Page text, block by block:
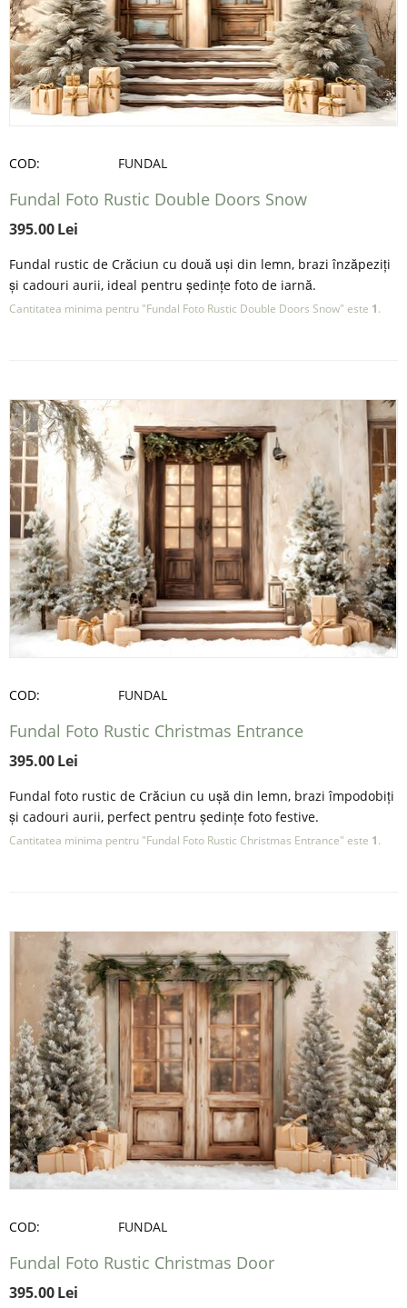
COD: FUNDAL
Fundal Foto Rustic Double Doors Snow
395.00Lei
Fundal rustic de Crăciun cu două uși din lemn, brazi înzăpeziți
și cadouri aurii, ideal pentru ședințe foto de iarnă.
Cantitatea minima pentru "Fundal Foto Rustic Double Doors Snow" este 1.
COD: FUNDAL
Fundal Foto Rustic Christmas Entrance
395.00Lei
Fundal foto rustic de Crăciun cu ușă din lemn, brazi împodobiți
și cadouri aurii, perfect pentru ședințe foto festive.
Cantitatea minima pentru "Fundal Foto Rustic Christmas Entrance" este 1.
COD: FUNDAL
Fundal Foto Rustic Christmas Door
395.00Lei